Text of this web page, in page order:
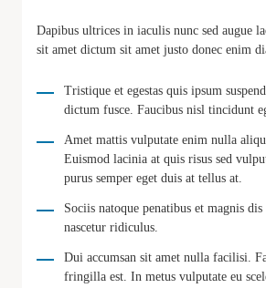
Dapibus ultrices in iaculis nunc sed augue
sit amet dictum sit amet justo donec enim
Tristique et egestas quis ipsum
dictum fusce. Faucibus nisl tincidunt
Amet mattis vulputate enim nulla
Euismod lacinia at quis risus sed
purus semper eget duis at tellus at.
Sociis natoque penatibus et magnis
nascetur ridiculus.
Dui accumsan sit amet nulla facilisi.
fringilla est. In metus vulputate eu